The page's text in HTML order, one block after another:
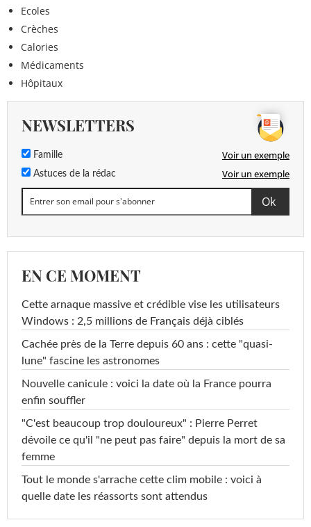
Ecoles
Crèches
Calories
Médicaments
Hôpitaux
NEWSLETTERS
Famille Voir un exemple
Astuces de la rédac Voir un exemple
EN CE MOMENT
Cette arnaque massive et crédible vise les utilisateurs
Windows : 2,5 millions de Français déjà ciblés
Cachée près de la Terre depuis 60 ans : cette "quasi-
lune" fascine les astronomes
Nouvelle canicule : voici la date où la France pourra
enfin souffler
"C'est beaucoup trop douloureux" : Pierre Perret
dévoile ce qu'il "ne peut pas faire" depuis la mort de sa
femme
Tout le monde s'arrache cette clim mobile : voici à
quelle date les réassorts sont attendus